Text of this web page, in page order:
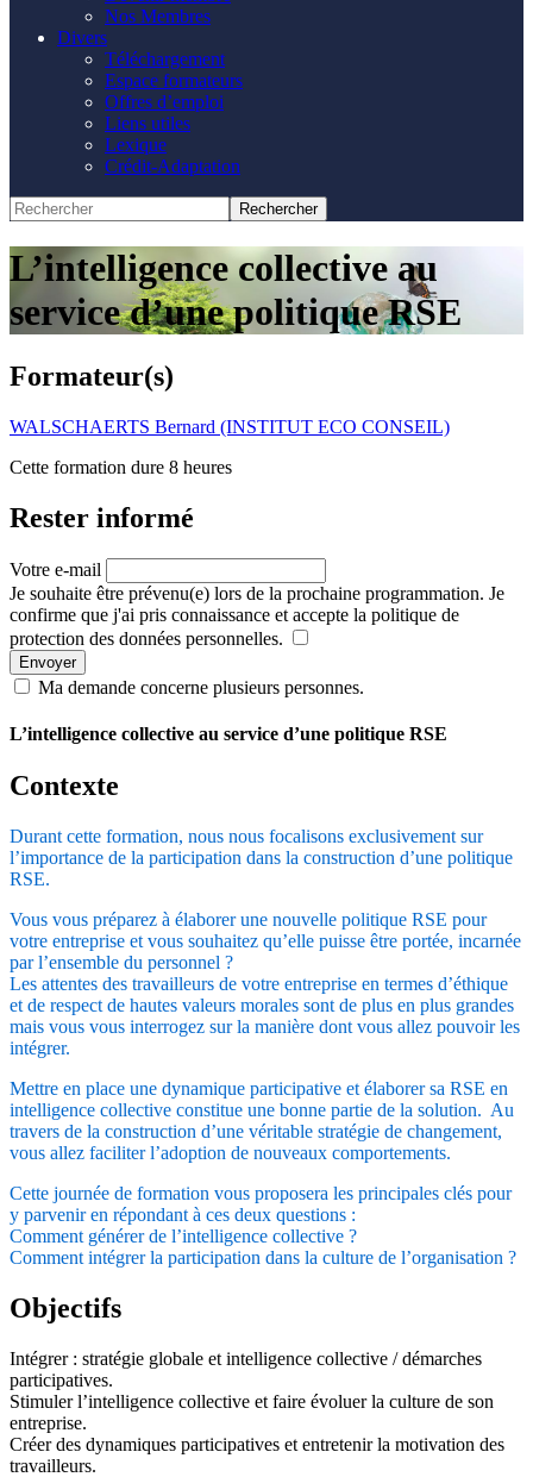
Nos Membres
Divers
Téléchargement
Espace formateurs
Offres d’emploi
Liens utiles
Lexique
Crédit-Adaptation
L’intelligence collective au
service d’une politique RSE
Formateur(s)
WALSCHAERTS Bernard (INSTITUT ECO CONSEIL)
Cette formation dure 8 heures
Rester informé
Votre e-mail
Je souhaite être prévenu(e) lors de la prochaine programmation. Je
confirme que j'ai pris connaissance et accepte la politique de
protection des données personnelles.
Envoyer
Ma demande concerne plusieurs personnes.
L’intelligence collective au service d’une politique RSE
Contexte
Durant cette formation, nous nous focalisons exclusivement sur
l’importance de la participation dans la construction d’une politique
RSE.
Vous vous préparez à élaborer une nouvelle politique RSE pour
votre entreprise et vous souhaitez qu’elle puisse être portée, incarnée
par l’ensemble du personnel ?
Les attentes des travailleurs de votre entreprise en termes d’éthique
et de respect de hautes valeurs morales sont de plus en plus grandes
mais vous vous interrogez sur la manière dont vous allez pouvoir les
intégrer.
Mettre en place une dynamique participative et élaborer sa RSE en
intelligence collective constitue une bonne partie de la solution. Au
travers de la construction d’une véritable stratégie de changement,
vous allez faciliter l’adoption de nouveaux comportements.
Cette journée de formation vous proposera les principales clés pour
y parvenir en répondant à ces deux questions :
Comment générer de l’intelligence collective ?
Comment intégrer la participation dans la culture de l’organisation ?
Objectifs
Intégrer : stratégie globale et intelligence collective / démarches
participatives.
Stimuler l’intelligence collective et faire évoluer la culture de son
entreprise.
Créer des dynamiques participatives et entretenir la motivation des
travailleurs.